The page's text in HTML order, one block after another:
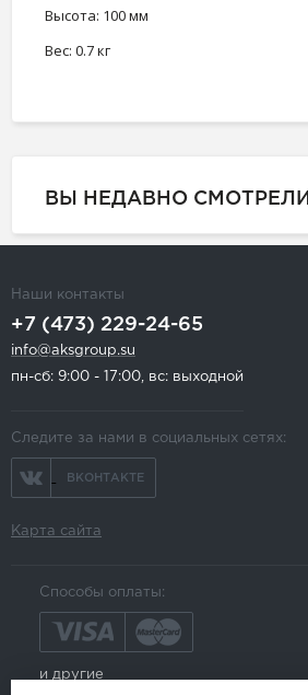
Высота: 100 мм
Вес: 0.7 кг
ВЫ НЕДАВНО СМОТРЕЛИ
Наши контакты
+7 (473) 229-24-65
info@aksgroup.su
пн-сб: 9:00 - 17:00, вс: выходной
Следите за нами в социальных сетях:
ВКОНТАКТЕ
Карта сайта
Способы оплаты:
и другие